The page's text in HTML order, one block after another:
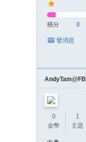
積分 8
發消息
AndyTam@FB
0
金幣
1
主題